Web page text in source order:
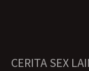
CERITA SEX